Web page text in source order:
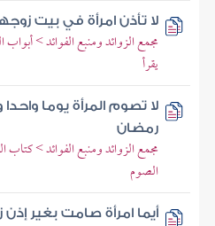
لا تأذن امرأة في بيت
مجمع الزوائد ومنبع الفوائد >
يقرأ
لا تصوم المرأة يوما واحدا
رمضان
مجمع الزوائد ومنبع الفوائد >
الصوم
أيما امرأة صامت بغير